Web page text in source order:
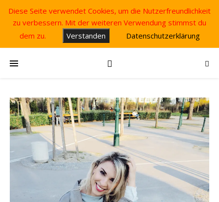
Diese Seite verwendet Cookies, um die Nutzerfreundlichkeit
zu verbessern. Mit der weiteren Verwendung stimmst du
dem zu.
Verstanden Datenschutzerklärung